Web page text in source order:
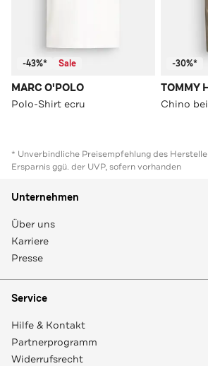
-43%* Sale
MARC O'POLO
Polo-Shirt ecru
-30%*
TOMMY
Chino
* Unverbindliche Preisempfehlung des
Ersparnis ggü. der UVP, sofern vorhanden
Unternehmen
Über uns
Karriere
Presse
Service
Hilfe & Kontakt
Partnerprogramm
Widerrufsrecht